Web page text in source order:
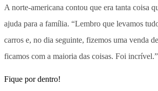
A norte-americana contou que era tanta coisa
ajuda para a família. “Lembro que levamos
carros e, no dia seguinte, fizemos uma venda
ficamos com a maioria das coisas. Foi incrível.”
Fique por dentro!